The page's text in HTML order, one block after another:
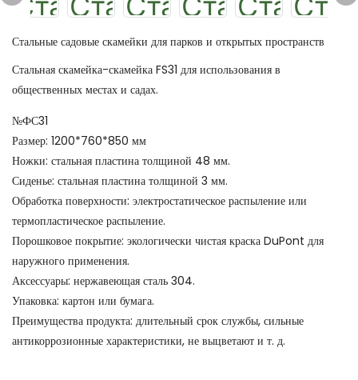
Стальные садовые скамейки для парков и открытых пространств
Стальная скамейка-скамейка FS31 для использования в
общественных местах и ​​садах.
№ФС31
Размер: 1200*760*850 мм
Ножки: стальная пластина толщиной 48 мм.
Сиденье: стальная пластина толщиной 3 мм.
Обработка поверхности: электростатическое распыление или
термопластическое распыление.
Порошковое покрытие: экологически чистая краска DuPont для
наружного применения.
Аксессуары: нержавеющая сталь 304.
Упаковка: картон или бумага.
Преимущества продукта: длительный срок службы, сильные
антикоррозионные характеристики, не выцветают и т. д.